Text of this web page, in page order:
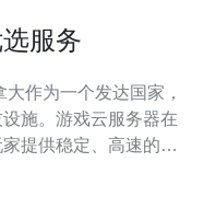
服务
施。游戏云服务器在
提供稳定、高速的游